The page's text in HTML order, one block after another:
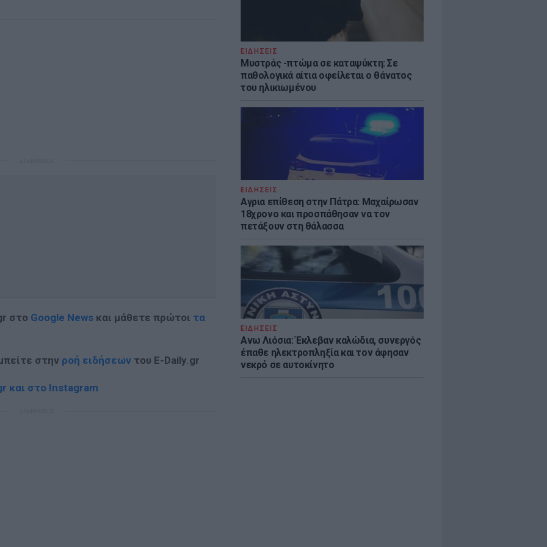
ΕΙΔΗΣΕΙΣ
Μυστράς -πτώμα σε καταψύκτη: Σε
παθολογικά αίτια οφείλεται ο θάνατος
του ηλικιωμένου
ΕΙΔΗΣΕΙΣ
Αγρια επίθεση στην Πάτρα: Μαχαίρωσαν
18χρονο και προσπάθησαν να τον
πετάξουν στη θάλασσα
ΕΙΔΗΣΕΙΣ
Ανω Λιόσια: Έκλεβαν καλώδια, συνεργός
έπαθε ηλεκτροπληξία και τον άφησαν
νεκρό σε αυτοκίνητο
στο Google News και μάθετε πρώτοι τα
στην ροή ειδήσεων του E-Daily.gr
και στο Instagram